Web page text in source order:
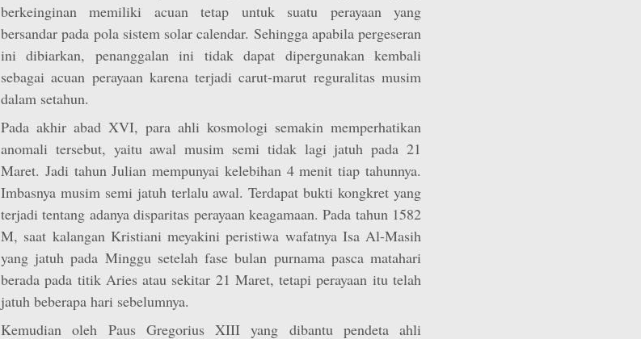
berkeinginan memiliki acuan tetap untuk suatu perayaan yang
bersandar pada pola sistem solar calendar. Sehingga apabila pergeseran
ini dibiarkan, penanggalan ini tidak dapat dipergunakan kembali
sebagai acuan perayaan karena terjadi carut-marut reguralitas musim
dalam setahun.
Pada akhir abad XVI, para ahli kosmologi semakin memperhatikan
anomali tersebut, yaitu awal musim semi tidak lagi jatuh pada 21
Maret. Jadi tahun Julian mempunyai kelebihan 4 menit tiap tahunnya.
Imbasnya musim semi jatuh terlalu awal. Terdapat bukti kongkret yang
terjadi tentang adanya disparitas perayaan keagamaan. Pada tahun 1582
M, saat kalangan Kristiani meyakini peristiwa wafatnya Isa Al-Masih
yang jatuh pada Minggu setelah fase bulan purnama pasca matahari
berada pada titik Aries atau sekitar 21 Maret, tetapi perayaan itu telah
jatuh beberapa hari sebelumnya.
Kemudian oleh Paus Gregorius XIII yang dibantu pendeta ahli